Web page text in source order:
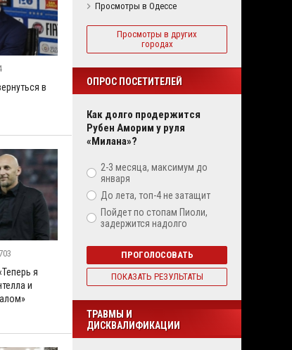
в
я
и
Просмотры в Одессе
Просмотры в других
городах
ОПРОС ПОСЕТИТЕЛЕЙ
Как долго продержится
Рубен Аморим у руля
«Милана»?
2-3 месяца, максимум до
января
До лета, топ-4 не затащит
Пойдет по стопам Пиоли,
задержится надолго
ПРОГОЛОСОВАТЬ
ПОКАЗАТЬ РЕЗУЛЬТАТЫ
ТРАВМЫ И
ДИСКВАЛИФИКАЦИИ